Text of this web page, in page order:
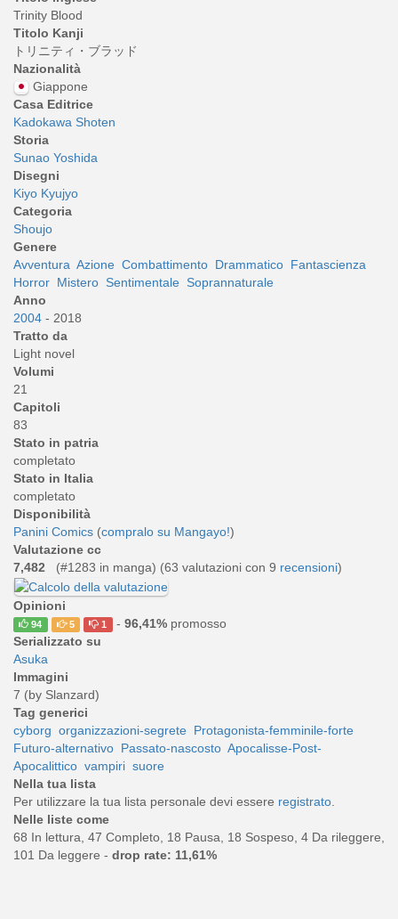
Trinity Blood
Titolo Kanji
トリニティ・ブラッド
Nazionalità
Giappone
Casa Editrice
Kadokawa Shoten
Storia
Sunao Yoshida
Disegni
Kiyo Kyujyo
Categoria
Shoujo
Genere
Avventura Azione Combattimento Drammatico Fantascienza
Horror Mistero Sentimentale Soprannaturale
Anno
2004 - 2018
Tratto da
Light novel
Volumi
21
Capitoli
83
Stato in patria
completato
Stato in Italia
completato
Disponibilità
Panini Comics (compralo su Mangayo!)
Valutazione cc
7,482
(#1283 in manga) (63 valutazioni con 9 recensioni)
Opinioni
94 5 1 - 96,41%promosso
Serializzato su
Asuka
Immagini
7 (by Slanzard)
Tag generici
cyborg organizzazioni-segrete Protagonista-femminile-forte
Futuro-alternativo Passato-nascosto Apocalisse-Post-
Apocalittico vampiri suore
Nella tua lista
Per utilizzare la tua lista personale devi essere registrato
Nelle liste come
68 In lettura, 47 Completo, 18 Pausa, 18 Sospeso, 4 Da rileggere,
101 Da leggere - drop rate: 11,61%